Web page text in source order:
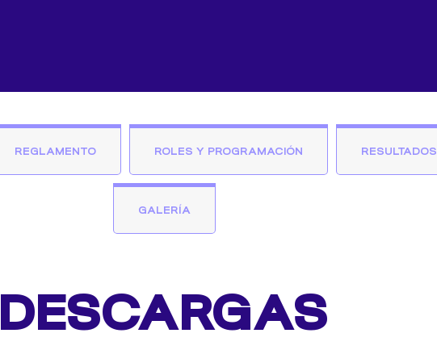
REGLAMENTO ROLES Y PROGRAMACIÓN RESULTADOS
GALERÍA
DESCARGAS